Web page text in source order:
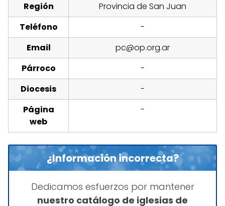
Región
Provincia de San Juan
Teléfono
-
Email
pc@op.org.ar
Párroco
-
Diocesis
-
Página
web
-
¿Información incorrecta?
Dedicamos esfuerzos por mantener
nuestro catálogo de iglesias de